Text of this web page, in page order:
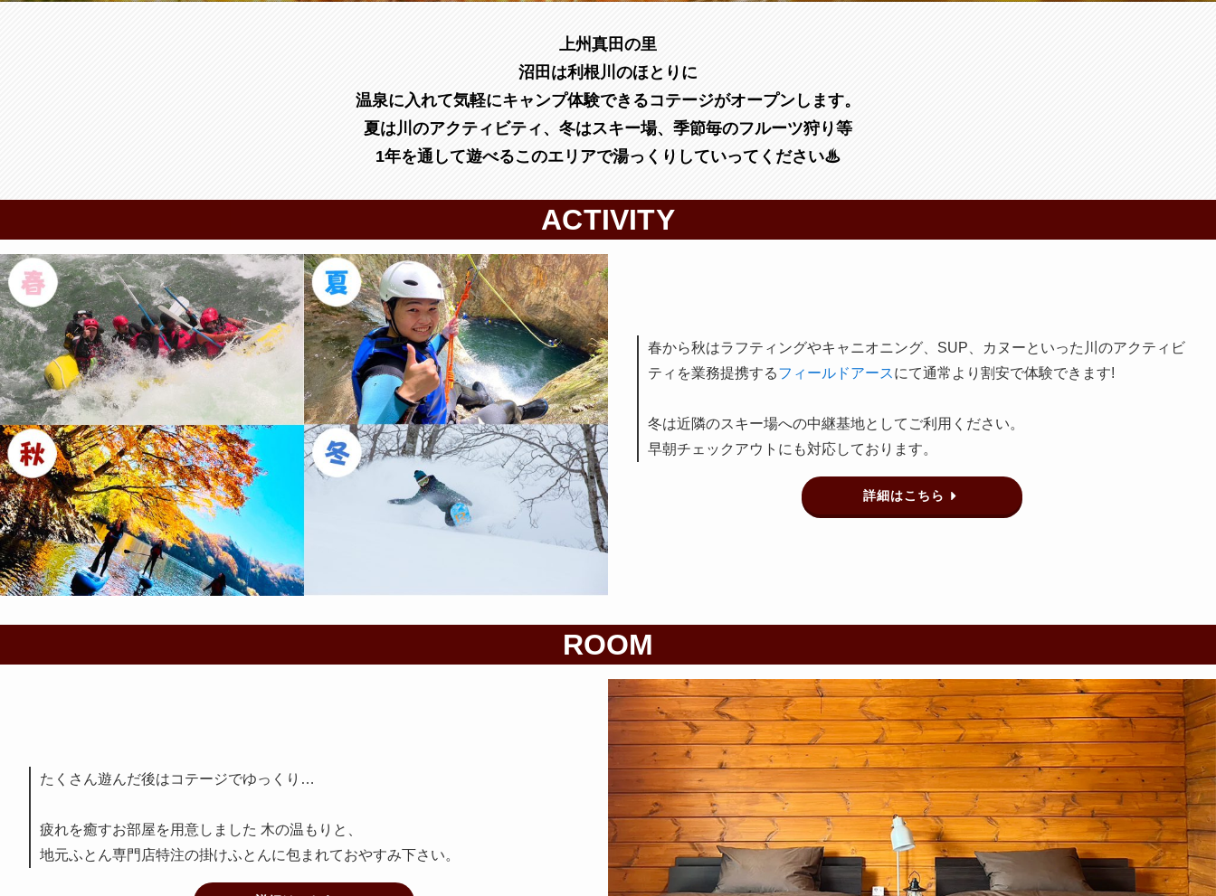
上州真田の里
沼田は利根川のほとりに
温泉に入れて気軽にキャンプ体験できるコテージがオープンします。
夏は川のアクティビティ、冬はスキー場、 季節毎のフルーツ狩り等
1年を通して遊べるこのエリアで湯っくりしていってください♨
ACTIVITY
春から秋はラフティングやキャニオニング、SUP、カヌーといった川のアクティビ
ティを業務提携するフィールドアースにて通常より割安で体験できます!
冬は近隣のスキー場への中継基地としてご利用ください。
早朝チェックアウトにも対応しております。
詳細はこちら
ROOM
たくさん遊んだ後はコテージでゆっくり…
疲れを癒すお部屋を用意しました 木の温もりと、
地元ふとん専門店特注の掛けふとんに包まれておやすみ下さい。